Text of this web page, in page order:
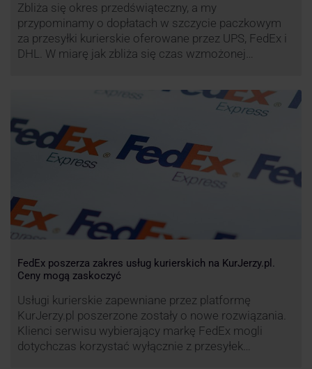
Zbliża się okres przedświąteczny, a my
przypominamy o dopłatach w szczycie paczkowym
za przesyłki kurierskie oferowane przez UPS, FedEx i
DHL. W miarę jak zbliża się czas wzmożonej
efektywności operacyjnej oraz zapewnienie
wysokiego poziomu świadczonych usług. Dodatkowo
przewoźnik UPS wprowadzi nowe opłaty opisane …
FedEx poszerza zakres usług kurierskich na KurJerzy.pl.
Ceny mogą zaskoczyć
Usługi kurierskie zapewniane przez platformę
KurJerzy.pl poszerzone zostały o nowe rozwiązania.
Klienci serwisu wybierający markę FedEx mogli
dotychczas korzystać wyłącznie z przesyłek